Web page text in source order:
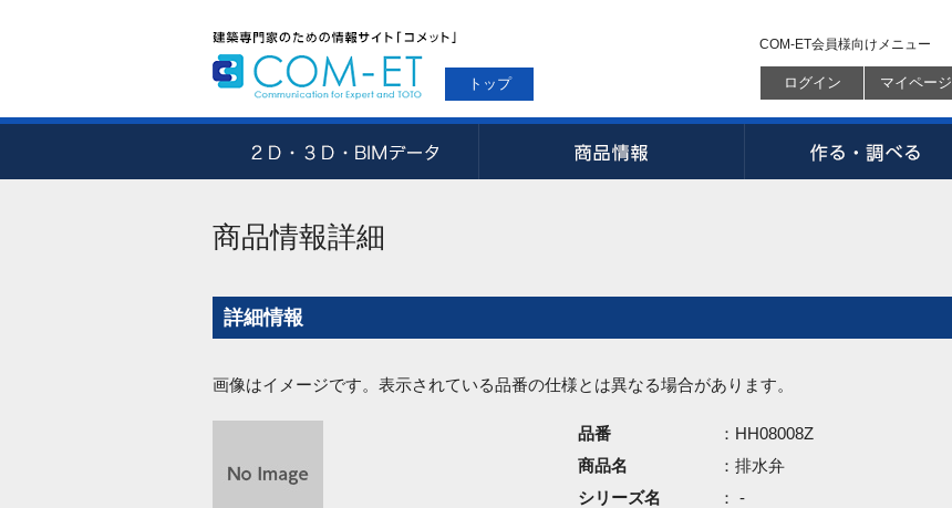
トップ
COM-ET会員様向けメニュー
ログイン マイページ
商品情報詳細
詳細情報
画像はイメージです。表示されている品番の仕様とは異なる場合があります。
品番
：HH08008Z
商品名
：排水弁
シリーズ名
： -